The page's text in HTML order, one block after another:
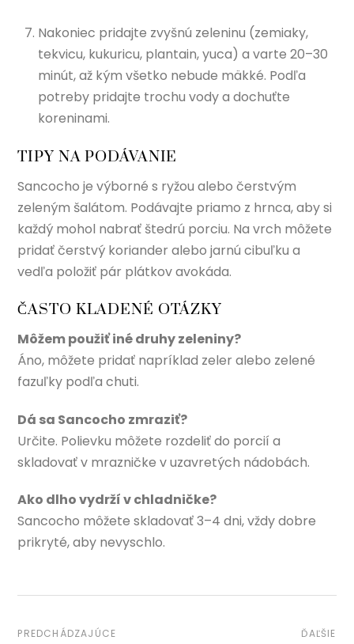
Nakoniec pridajte zvyšnú zeleninu (zemiaky,
tekvicu, kukuricu, plantain, yuca) a varte 20–30
minút, až kým všetko nebude mäkké. Podľa
potreby pridajte trochu vody a dochuťte
koreninami.
TIPY NA PODÁVANIE
Sancocho je výborné s ryžou alebo čerstvým
zeleným šalátom. Podávajte priamo z hrnca, aby si
každý mohol nabrať štedrú porciu. Na vrch môžete
pridať čerstvý koriander alebo jarnú cibuľku a
vedľa položiť pár plátkov avokáda.
ČASTO KLADENÉ OTÁZKY
Môžem použiť iné druhy zeleniny?
Áno, môžete pridať napríklad zeler alebo zelené
fazuľky podľa chuti.
Dá sa Sancocho zmraziť?
Určite. Polievku môžete rozdeliť do porcií a
skladovať v mrazničke v uzavretých nádobách.
Ako dlho vydrží v chladničke?
Sancocho môžete skladovať 3–4 dni, vždy dobre
prikryté, aby nevyschlo.
PREDCHÁDZAJÚCE ĎAĽŠIE